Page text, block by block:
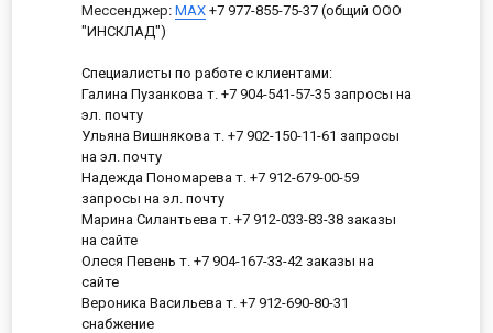
Мессенджер: MAX +7 977-855-75-37 (общий ООО
"ИНСКЛАД")
Специалисты по работе с клиентами:
Галина Пузанкова т. +7 904-541-57-35 запросы на
эл. почту
Ульяна Вишнякова т. +7 902-150-11-61 запросы
на эл. почту
Надежда Пономарева т. +7 912-679-00-59
запросы на эл. почту
Марина Силантьева т. +7 912-033-83-38 заказы
на сайте
Олеся Певень т. +7 904-167-33-42 заказы на
сайте
Вероника Васильева т. +7 912-690-80-31
снабжение